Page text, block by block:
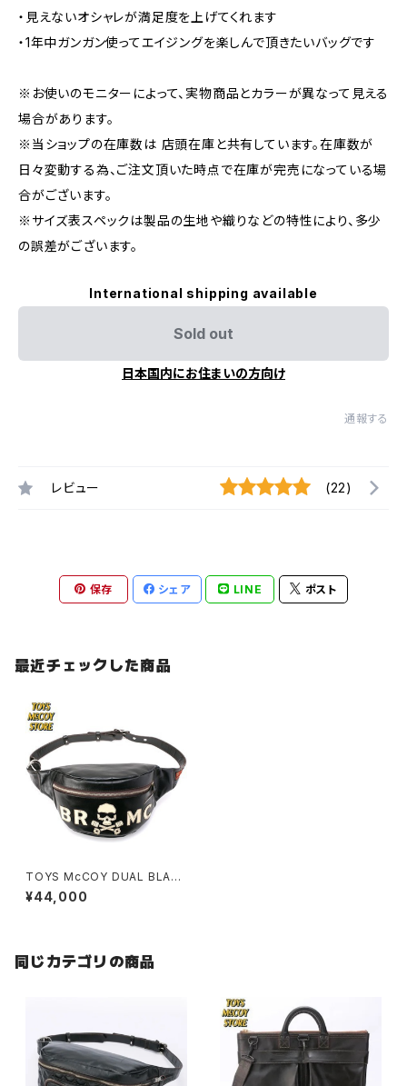
・見えないオシャレが満足度を上げてくれます
・1年中ガンガン使ってエイジングを楽しんで頂きたいバッグです
※お使いのモニターによって、実物商品とカラーが異なって見える
場合があります。
※当ショップの在庫数は 店頭在庫と共有しています。在庫数が
日々変動する為、ご注文頂いた時点で在庫が完売になっている場
合がございます。
※サイズ表スペックは製品の生地や織りなどの特性により、多少
の誤差がございます。
International shipping available
Sold out
日本国内にお住まいの方向け
通報する
レビュー (22)
保存 シェア LINE ポスト
最近チェックした商品
TOYS McCOY DUAL BLADE
BAG " B R M C "
¥44,000
同じカテゴリの商品